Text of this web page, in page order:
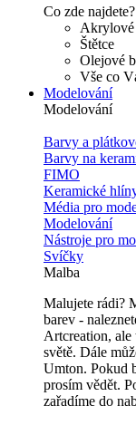
Co zde najdete?
Štětce
Olejové
Vše co
Modelování
Modelování
Barvy a
Barvy na
FIMO
Keramické
Média pro
Modelování
Nástroje pro
Svíčky
Malba
Malujete rádi?
barev -
Artcreation,
světě. Dále
Umton. Pokud
prosím vědět.
zařadíme do